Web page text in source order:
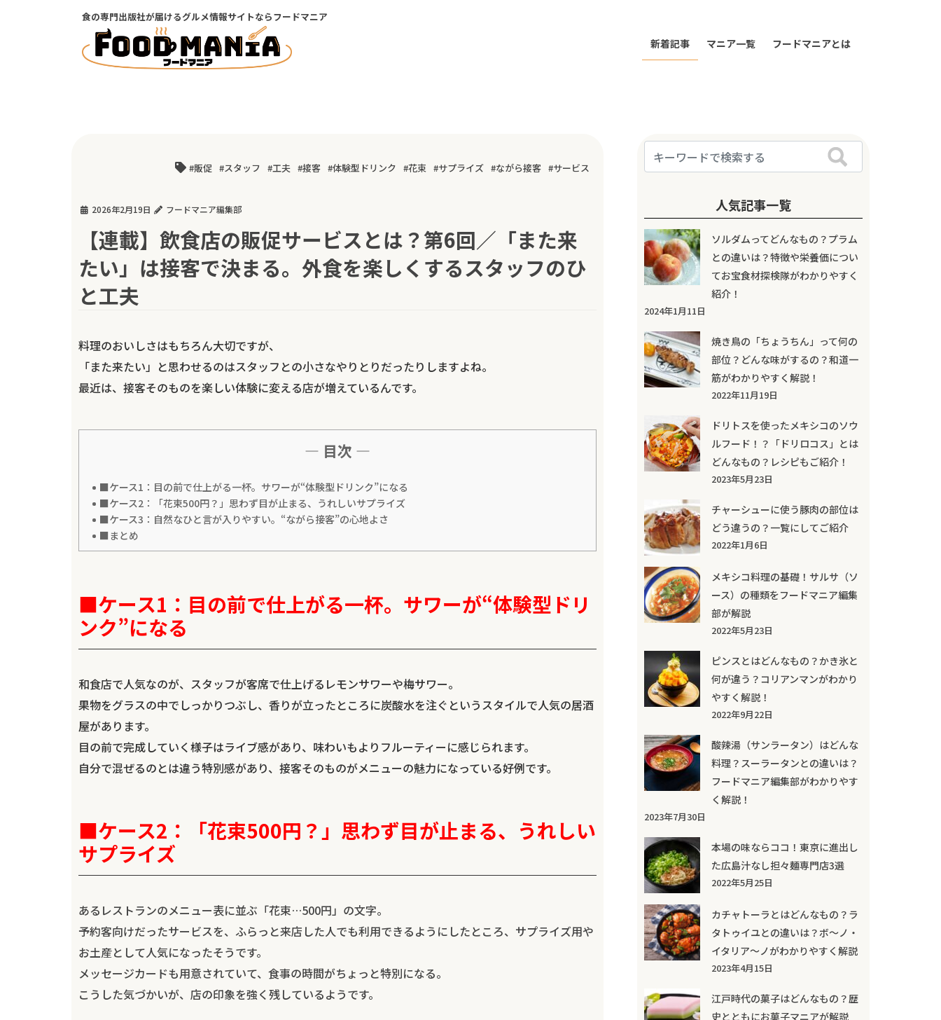
食の専門出版社が届けるグルメ情報サイトならフードマニア
新着記事 マニア一覧 フードマニアとは
販促 スタッフ 工夫 接客 体験型ドリンク 花束 サプライズ ながら接客 サービス
2026年2月19日 フードマニア編集部
【連載】飲食店の販促サービスとは？第6回／「また来
たい」は接客で決まる。外食を楽しくするスタッフのひ
と工夫
料理のおいしさはもちろん大切ですが、
「また来たい」と思わせるのはスタッフとの小さなやりとりだったりしますよね。
最近は、接客そのものを楽しい体験に変える店が増えているんです。
— 目次 —
■ケース1：目の前で仕上がる一杯。サワーが“体験型ドリンク”になる
■ケース2：「花束500円？」思わず目が止まる、うれしいサプライズ
■ケース3：自然なひと言が入りやすい。“ながら接客”の心地よさ
■まとめ
■ケース1：目の前で仕上がる一杯。サワーが“体験型ドリ
ンク”になる
和食店で人気なのが、スタッフが客席で仕上げるレモンサワーや梅サワー。
果物をグラスの中でしっかりつぶし、香りが立ったところに炭酸水を注ぐというスタイルで人気の居酒
屋があります。
目の前で完成していく様子はライブ感があり、味わいもよりフルーティーに感じられます。
自分で混ぜるのとは違う特別感があり、接客そのものがメニューの魅力になっている好例です。
■ケース2：「花束500円？」思わず目が止まる、うれしい
サプライズ
あるレストランのメニュー表に並ぶ「花束…500円」の文字。
予約客向けだったサービスを、ふらっと来店した人でも利用できるようにしたところ、サプライズ用や
お土産として人気になったそうです。
メッセージカードも用意されていて、食事の時間がちょっと特別になる。
こうした気づかいが、店の印象を強く残しているようです。
人気記事一覧
ソルダムってどんなもの？プラム
との違いは？特徴や栄養価につい
てお宝食材探検隊がわかりやすく
紹介！
2024年1月11日
焼き鳥の「ちょうちん」って何の
部位？どんな味がするの？和道一
筋がわかりやすく解説！
2022年11月19日
ドリトスを使ったメキシコのソウ
ルフード！？「ドリロコス」とは
どんなもの？レシピもご紹介！
2023年5月23日
チャーシューに使う豚肉の部位は
どう違うの？一覧にしてご紹介
2022年1月6日
メキシコ料理の基礎！サルサ（ソ
ース）の種類をフードマニア編集
部が解説
2022年5月23日
ピンスとはどんなもの？かき氷と
何が違う？コリアンマンがわかり
やすく解説！
2022年9月22日
酸辣湯（サンラータン）はどんな
料理？スーラータンとの違いは？
フードマニア編集部がわかりやす
く解説！
2023年7月30日
本場の味ならココ！東京に進出し
た広島汁なし担々麺専門店3選
2022年5月25日
カチャトーラとはどんなもの？ラ
タトゥイユとの違いは？ボ～ノ・
イタリア～ノがわかりやすく解説
2023年4月15日
江戸時代の菓子はどんなもの？歴
史とともにお菓子マニアが解説